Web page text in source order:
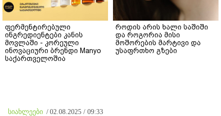
ფერმენტირებული
ინგრედიენტები კანის
მოვლაში - კორეული
ინოვაციური ბრენდი Manyo
საქართველოშია
როდის არის ხალი საშიში
და როგორია მისი
მოშორების მარტივი და
უსაფრთხო გზები
სიახლეები / 02.08.2025 / 09:33